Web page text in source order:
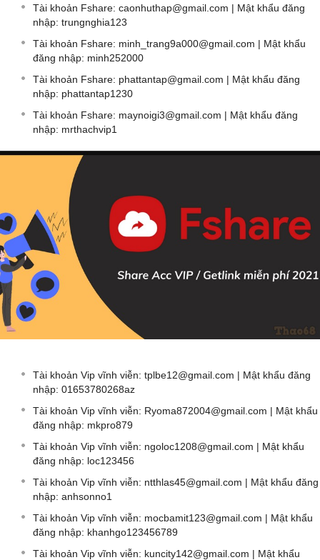
Tài khoản Fshare: caonhuthap@gmail.com | Mật khẩu đăng
nhập: trungnghia123
Tài khoản Fshare: minh_trang9a000@gmail.com | Mật khẩu
đăng nhập: minh252000
Tài khoản Fshare: phattantap@gmail.com | Mật khẩu đăng
nhập: phattantap1230
Tài khoản Fshare: maynoigi3@gmail.com | Mật khẩu đăng
nhập: mrthachvip1
Tài khoản Vip vĩnh viễn: tplbe12@gmail.com | Mật khẩu đăng
nhập: 01653780268az
Tài khoản Vip vĩnh viễn: Ryoma872004@gmail.com | Mật khẩu
đăng nhập: mkpro879
Tài khoản Vip vĩnh viễn: ngoloc1208@gmail.com | Mật khẩu
đăng nhập: loc123456
Tài khoản Vip vĩnh viễn: ntthlas45@gmail.com | Mật khẩu đăng
nhập: anhsonno1
Tài khoản Vip vĩnh viễn: mocbamit123@gmail.com | Mật khẩu
đăng nhập: khanhgo123456789
Tài khoản Vip vĩnh viễn: kuncity142@gmail.com | Mật khẩu